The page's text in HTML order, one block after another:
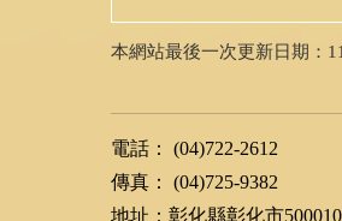
本網站最後一次更新日期：
電話： (04)722-2612
傳真： (04)725-9382
地址：彰化縣彰化市